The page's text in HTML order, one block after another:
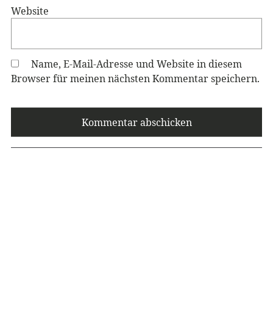
Website
Name, E-Mail-Adresse und Website in diesem
Browser für meinen nächsten Kommentar speichern.